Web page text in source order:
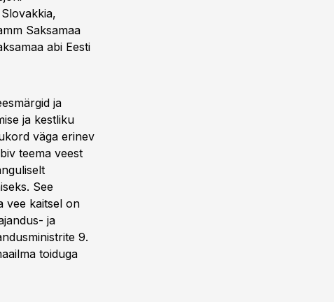
Saksamaa
abi Eesti
ja
ja kestliku
väga erinev
teema veest
See
vee kaitsel on
ja
9.
toiduga